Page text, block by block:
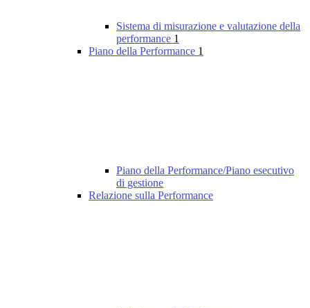
Sistema di misurazione e valutazione della
performance 1
Piano della Performance 1
Piano della Performance/Piano esecutivo
di gestione
Relazione sulla Performance